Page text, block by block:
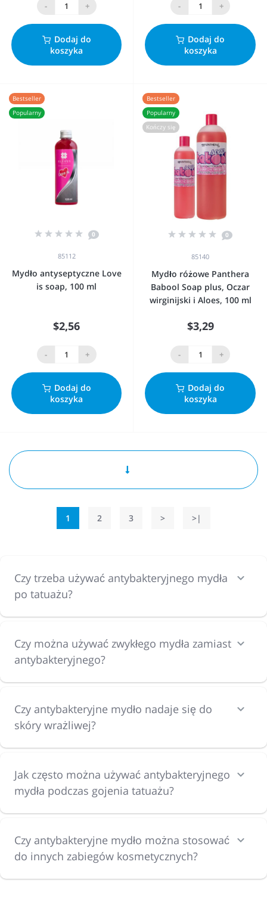
- +
Dodaj do
koszyka
- +
Dodaj do
koszyka
Bestseller
Popularny
0
85112
Mydło antyseptyczne Love
is soap, 100 ml
$2,56
- +
Dodaj do
koszyka
Bestseller
Popularny
Kończy się
0
85140
Mydło różowe Panthera
Babool Soap plus, Oczar
wirginijski i Aloes, 100 ml
$3,29
- +
Dodaj do
koszyka
1 2 3 > >|
Czy trzeba używać antybakteryjnego mydła
po tatuażu?
Czy można używać zwykłego mydła zamiast
antybakteryjnego?
Czy antybakteryjne mydło nadaje się do
skóry wrażliwej?
Jak często można używać antybakteryjnego
mydła podczas gojenia tatuażu?
Czy antybakteryjne mydło można stosować
do innych zabiegów kosmetycznych?